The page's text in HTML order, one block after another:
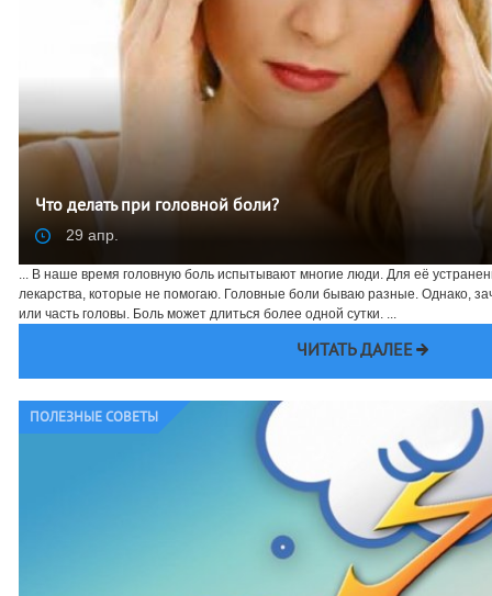
Что делать при головной боли?
29 апр.
... В наше время головную боль испытывают многие люди. Для её
лекарства, которые не помогаю. Головные боли бываю разные. Однако,
или часть головы. Боль может длиться более одной сутки. ...
ЧИТАТЬ ДАЛЕЕ
ПОЛЕЗНЫЕ СОВЕТЫ